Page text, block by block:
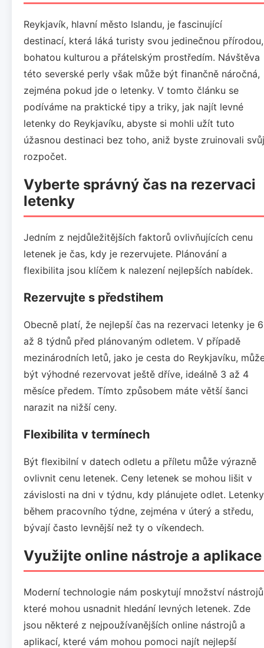
Reykjavík, hlavní město Islandu, je fascinující
destinací, která láká turisty svou jedinečnou přírodou,
bohatou kulturou a přátelským prostředím. Návštěva
této severské perly však může být finančně náročná,
zejména pokud jde o letenky. V tomto článku se
podíváme na praktické tipy a triky, jak najít levné
letenky do Reykjavíku, abyste si mohli užít tuto
úžasnou destinaci bez toho, aniž byste zruinovali svůj
rozpočet.
Vyberte správný čas na rezervaci
letenky
Jedním z nejdůležitějších faktorů ovlivňujících cenu
letenek je čas, kdy je rezervujete. Plánování a
flexibilita jsou klíčem k nalezení nejlepších nabídek.
Rezervujte s předstihem
Obecně platí, že nejlepší čas na rezervaci letenky je 6
až 8 týdnů před plánovaným odletem. V případě
mezinárodních letů, jako je cesta do Reykjavíku,
být výhodné rezervovat ještě dříve, ideálně 3 až 4
měsíce předem. Tímto způsobem máte větší šanci
narazit na nižší ceny.
Flexibilita v termínech
Být flexibilní v datech odletu a příletu může výrazně
ovlivnit cenu letenek. Ceny letenek se mohou lišit v
závislosti na dni v týdnu, kdy plánujete odlet. Letenky
během pracovního týdne, zejména v úterý a středu,
bývají často levnější než ty o víkendech.
Využijte online nástroje a aplikace
Moderní technologie nám poskytují množství
které mohou usnadnit hledání levných letenek. Zde
jsou některé z nejpoužívanějších online nástrojů a
aplikací, které vám mohou pomoci najít nejlepší